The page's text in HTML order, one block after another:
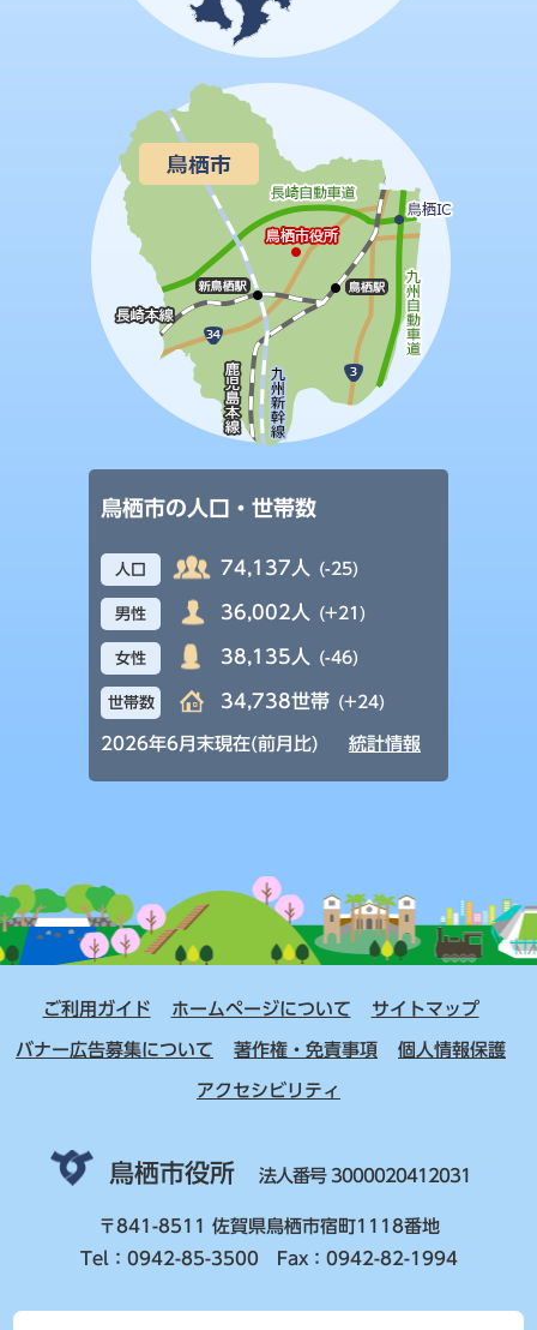
鳥栖市の人口・世帯数
人口 74,137人 (-25)
男性 36,002人 (+21)
女性 38,135人 (-46)
世帯数 34,738世帯 (+24)
2026年6月末現在(前月比) 統計情報
ご利用ガイド ホームページについて サイトマップ
バナー広告募集について 著作権・免責事項 個人情報保護
アクセシビリティ
鳥栖市役所 法人番号 3000020412031
〒841-8511 佐賀県鳥栖市宿町1118番地
Tel：0942-85-3500 Fax：0942-82-1994